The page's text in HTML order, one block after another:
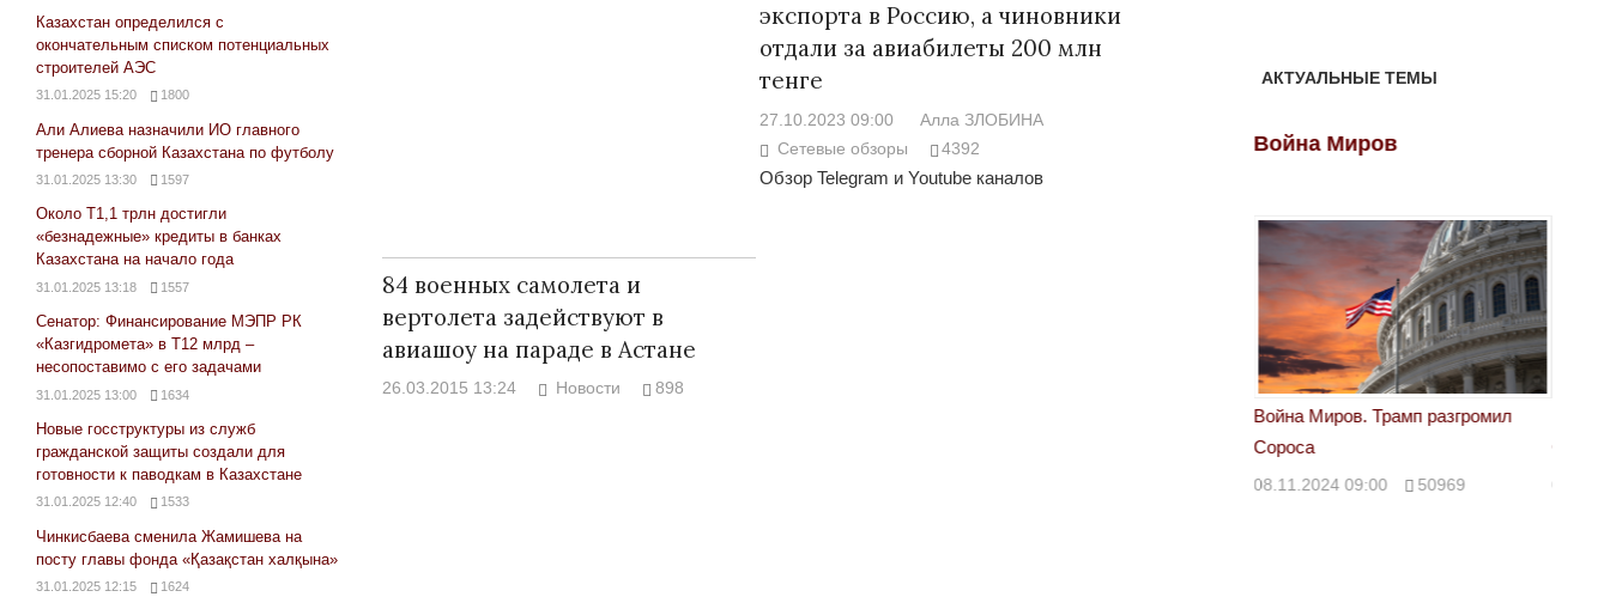
экспорта в Россию, а чиновники
отдали за авиабилеты 200 млн
тенге
27.10.2023 09:00
Алла ЗЛОБИНА
Сетевые обзоры
4392
Обзор Telegram и Youtube каналов
84 военных самолета и
вертолета задействуют в
авиашоу на параде в Астане
26.03.2015 13:24 Новости 898
Казахстан определился с
окончательным списком потенциальных
строителей АЭС
31.01.2025 15:20 1800
Али Алиева назначили ИО главного
тренера сборной Казахстана по футболу
31.01.2025 13:30 1597
Около Т1,1 трлн достигли
«безнадежные» кредиты в банках
Казахстана на начало года
31.01.2025 13:18 1557
Сенатор: Финансирование МЭПР РК
«Казгидромета» в Т12 млрд –
несопоставимо с его задачами
31.01.2025 13:00 1634
Новые госструктуры из служб
гражданской защиты создали для
готовности к паводкам в Казахстане
31.01.2025 12:40 1533
Чинкисбаева сменила Жамишева на
посту главы фонда «Қазақстан халқына»
31.01.2025 12:15 1624
АКТУАЛЬНЫЕ ТЕМЫ
Война Миров Война Миров
Война Миров. Трамп разгромил
Сороса
08.11.2024 09:00 50969